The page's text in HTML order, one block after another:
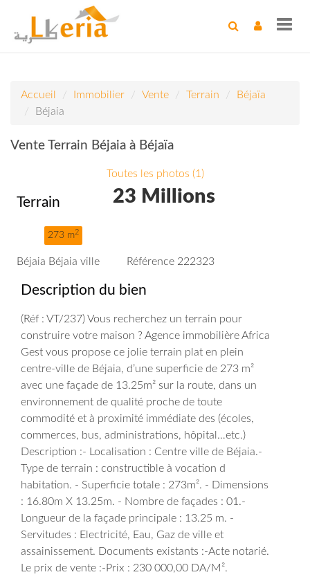
Accueil Immobilier Vente Terrain
Béjaïa
Béjaia
Vente Terrain Béjaia à Béjaïa
Toutes les photos (1)
Terrain
273 m2
23 Millions
Béjaia Béjaia ville Référence 222323
Description du bien
(Réf : VT/237) Vous recherchez un terrain pour
construire votre maison ? Agence immobilière Africa
Gest vous propose ce jolie terrain plat en plein
centre-ville de Béjaia, d’une superficie de 273 m²
avec une façade de 13.25m² sur la route, dans un
environnement de qualité proche de toute
commodité et à proximité immédiate des (écoles,
commerces, bus, administrations, hôpital…etc.)
Description :- Localisation : Centre ville de Béjaia.-
Type de terrain : constructible à vocation d
habitation. - Superficie totale : 273m². - Dimensions
: 16.80m X 13.25m. - Nombre de façades : 01.-
Longueur de la façade principale : 13.25 m. -
Servitudes : Electricité, Eau, Gaz de ville et
assainissement. Documents existants :-Acte notarié.
Le prix de vente :-Prix : 230 000,00 DA/M².